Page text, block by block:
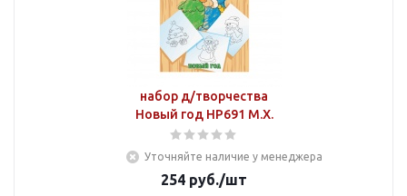
набор д/творчества
Новый год НР691 М.Х.
Уточняйте наличие у менеджера
254 руб./шт